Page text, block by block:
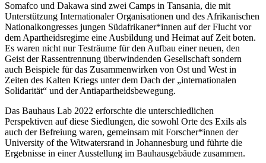
Somafco und Dakawa sind zwei Camps in Tansania, die mit
Unterstützung Internationaler Organisationen und des Afrikanischen
Nationalkongresses jungen Südafrikaner*innen auf der Flucht vor
dem Apartheidsregime eine Ausbildung und Heimat auf Zeit boten.
Es waren nicht nur Testräume für den Aufbau einer neuen, den
Geist der Rassentrennung überwindenden Gesellschaft sondern
auch Beispiele für das Zusammenwirken von Ost und West in
Zeiten des Kalten Kriegs unter dem Dach der „internationalen
Solidarität“ und der Antiapartheidsbewegung.
Das Bauhaus Lab 2022 erforschte die unterschiedlichen
Perspektiven auf diese Siedlungen, die sowohl Orte des Exils als
auch der Befreiung waren, gemeinsam mit Forscher*innen der
University of the Witwatersrand in Johannesburg und führte die
Ergebnisse in einer Ausstellung im Bauhausgebäude zusammen.